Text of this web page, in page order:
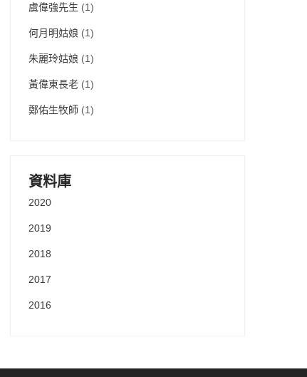
虞偉強先生 (1)
何月明姑娘 (1)
朱麗玲姑娘 (1)
黃偉東長老 (1)
鄭佑生牧師 (1)
資料庫
2020
2019
2018
2017
2016